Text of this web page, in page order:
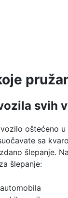
svih
oštećeno u
sa
šlepanje.
šlepanje: